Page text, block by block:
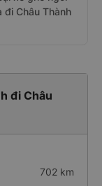
đi Châu Thành
đi Châu
702 km